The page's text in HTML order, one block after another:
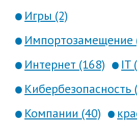
Игры (2)
Импортозамещение
Интернет (168)
IT
Кибербезопасность
Компании (40)